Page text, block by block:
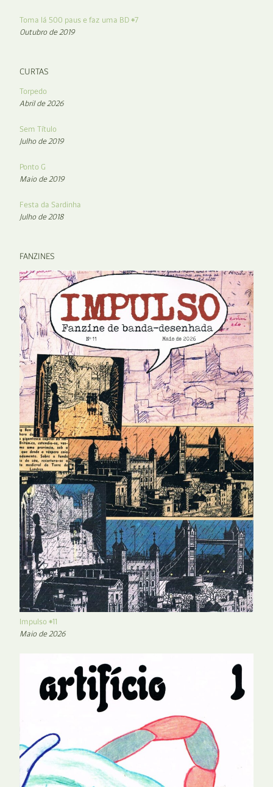
Toma lá 500 paus e faz uma BD #7
Outubro de 2019
CURTAS
Torpedo
Abril de 2026
Sem Título
Julho de 2019
Ponto G
Maio de 2019
Festa da Sardinha
Julho de 2018
FANZINES
Impulso #11
Maio de 2026